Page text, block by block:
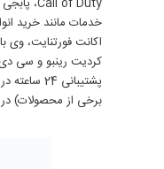
خدمات مانند خرید
اکانت فورتنایت، وی
کردیت رینبو و سی
برخی از محصولات)